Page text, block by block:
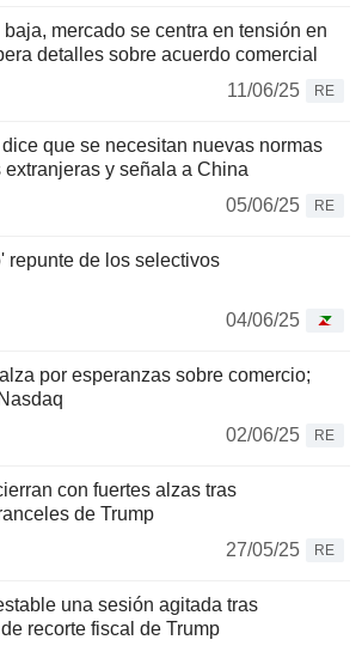
mercado se centra en tensión en
detalles sobre acuerdo comercial
11/06/25
RE
que se necesitan nuevas normas
extranjeras y señala a China
05/06/25
RE
repunte de los selectivos
04/06/25
por esperanzas sobre comercio;
02/06/25
RE
con fuertes alzas tras
de Trump
27/05/25
RE
una sesión agitada tras
recorte fiscal de Trump